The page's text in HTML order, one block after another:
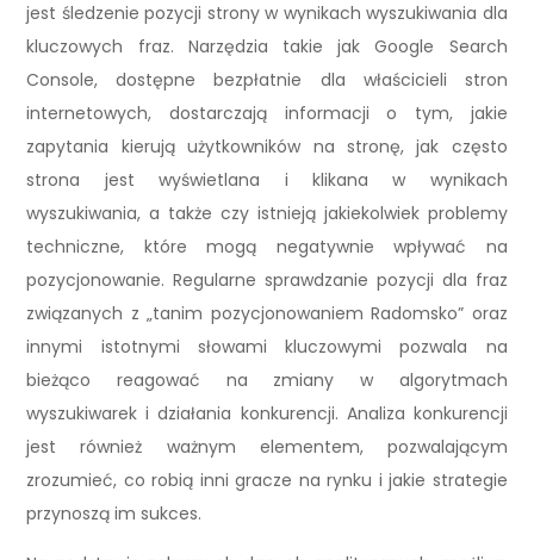
jest śledzenie pozycji strony w wynikach wyszukiwania dla
kluczowych fraz. Narzędzia takie jak Google Search
Console, dostępne bezpłatnie dla właścicieli stron
internetowych, dostarczają informacji o tym, jakie
zapytania kierują użytkowników na stronę, jak często
strona jest wyświetlana i klikana w wynikach
wyszukiwania, a także czy istnieją jakiekolwiek problemy
techniczne, które mogą negatywnie wpływać na
pozycjonowanie. Regularne sprawdzanie pozycji dla fraz
związanych z „tanim pozycjonowaniem Radomsko” oraz
innymi istotnymi słowami kluczowymi pozwala na
bieżąco reagować na zmiany w algorytmach
wyszukiwarek i działania konkurencji. Analiza konkurencji
jest również ważnym elementem, pozwalającym
zrozumieć, co robią inni gracze na rynku i jakie strategie
przynoszą im sukces.